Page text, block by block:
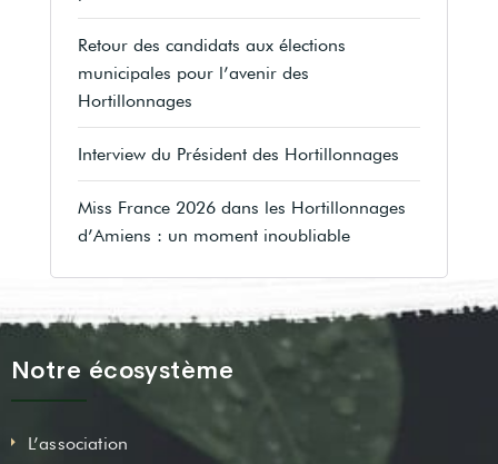
Retour des candidats aux élections
municipales pour l’avenir des
Hortillonnages
Interview du Président des Hortillonnages
Miss France 2026 dans les Hortillonnages
d’Amiens : un moment inoubliable
Notre écosystème
L’association